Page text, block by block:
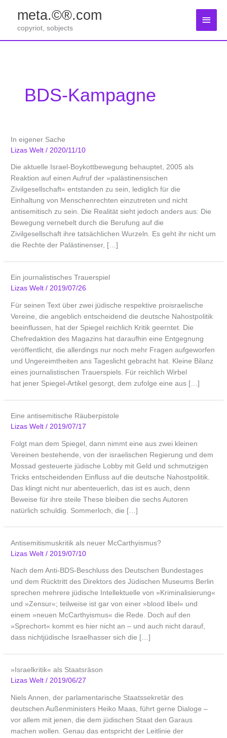
springen
meta.©®.com
copyriot, sobjects
BDS-Kampagne
In eigener Sache
Lizas Welt/ 2020/11/10
Die aktuelle Israel-Boykottbewegung behauptet, 2005 als
Reaktion auf einen Aufruf der »palästinensischen
Zivilgesellschaft« entstanden zu sein, lediglich für die
Einhaltung von Menschenrechten einzutreten und nicht
antisemitisch zu sein. Die Realität sieht jedoch anders aus: Die
Bewegung vernebelt durch die Berufung auf die
Zivilgesellschaft ihre tatsächlichen Wurzeln. Es geht ihr nicht um
die Rechte der Palästinenser, […]
Ein journalistisches Trauerspiel
Lizas Welt/2019/07/26
Für seinen Text über zwei jüdische respektive proisraelische
Vereine, die angeblich entscheidend die deutsche Nahostpolitik
beeinflussen, hat der Spiegel reichlich Kritik geerntet. Die
Chefredaktion des Magazins hat daraufhin eine Entgegnung
veröffentlicht, die allerdings nur noch mehr Fragen aufgeworfen
und Ungereimtheiten ans Tageslicht gebracht hat. Kleine Bilanz
eines journalistischen Trauerspiels. Für reichlich Wirbel
hat jener Spiegel-Artikel gesorgt, dem zufolge eine aus […]
Eine antisemitische Räuberpistole
Lizas Welt/2019/07/17
Folgt man dem Spiegel, dann nimmt eine aus zwei kleinen
Vereinen bestehende, von der israelischen Regierung und dem
Mossad gesteuerte jüdische Lobby mit Geld und schmutzigen
Tricks entscheidenden Einfluss auf die deutsche Nahostpolitik.
Das klingt nicht nur abenteuerlich, das ist es auch, denn
Beweise für ihre steile These bleiben die sechs Autoren
natürlich schuldig. Sommerloch, die […]
Antisemitismuskritik als neuer McCarthyismus?
Lizas Welt/ 2019/07/10
Nach dem Anti-BDS-Beschluss des Deutschen Bundestages
und dem Rücktritt des Direktors des Jüdischen Museums Berlin
sprechen mehrere jüdische Intellektuelle von »Kriminalisierung«
und »Zensur«; teilweise ist gar von einer »blood libel« und
einem »neuen McCarthyismus« die Rede. Doch auf den
»Sprechort« kommt es hier nicht an – und auch nicht darauf,
dass nichtjüdische Israelhasser sich die […]
»Israelkritik« als Staatsräson
Lizas Welt/2019/06/27
Niels Annen, der parlamentarische Staatssekretär des
deutschen Außenministers Heiko Maas, führt gerne Dialoge –
vor allem mit jenen, die dem jüdischen Staat den Garaus
machen wollen. Genau das entspricht der Leitlinie der